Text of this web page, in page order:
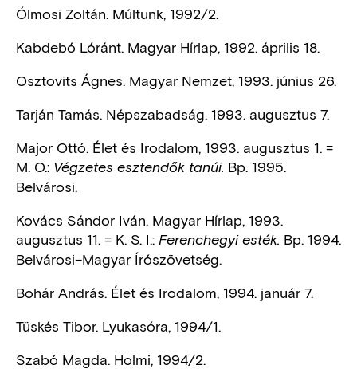
Ólmosi Zoltán. Múltunk, 1992/2.
Kabdebó Lóránt. Magyar Hírlap, 1992. április 18.
Osztovits Ágnes. Magyar Nemzet, 1993. június 26.
Tarján Tamás. Népszabadság, 1993. augusztus 7.
Major Ottó. Élet és Irodalom, 1993. augusztus 1. =
M. O.: Végzetes esztendők tanúi. Bp. 1995.
Belvárosi.
Kovács Sándor Iván. Magyar Hírlap, 1993.
augusztus 11. = K. S. I.: Ferenchegyi esték. Bp. 1994.
Belvárosi–Magyar Írószövetség.
Bohár András. Élet és Irodalom, 1994. január 7.
Tüskés Tibor. Lyukasóra, 1994/1.
Szabó Magda. Holmi, 1994/2.